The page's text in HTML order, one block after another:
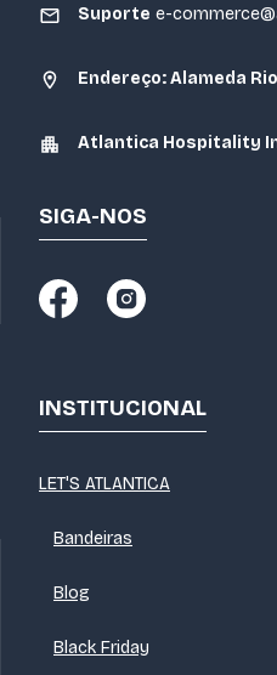
Suporte e-
Endereço: Alameda
Atlantica Hospitality
SIGA-NOS
INSTITUCIONAL
LET'S ATLANTICA
Bandeiras
Blog
Black Friday